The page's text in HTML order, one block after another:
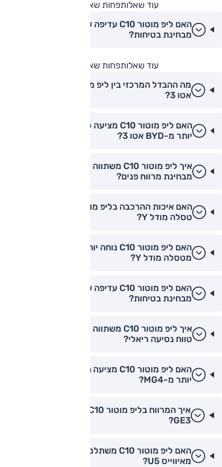
עוד שאלותפחות שאלות
מבחינת בטיחות?
עוד שאלותפחות שאלות
אטו 3?
האם ליפ מוטור C10 מציעה טכנולוגיה מתקדמת
יותר מ-BYD אטו 3?
מבחינת מרווח פנים?
טסלה מודל Y?
האם ליפ מוטור C10 נוחה יותר בנסיעה עירונית
מטסלה מודל Y?
מבחינת בטיחות?
טווח נסיעה ריאלי?
האם ליפ מוטור C10 מציעה חוויית פרימיום טובה
יותר מ-MG4?
GE3?
האם ליפ מוטור C10 משתלמת יותר לרכישה
מאיווייס U5?